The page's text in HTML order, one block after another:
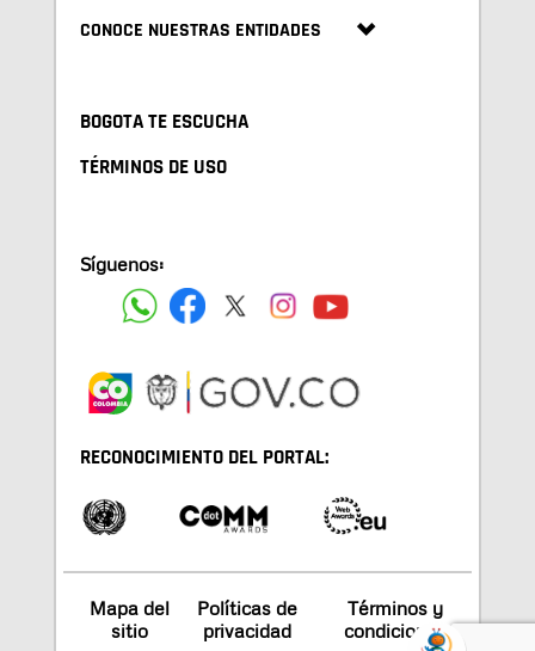
CONOCE NUESTRAS ENTIDADES
BOGOTA TE ESCUCHA
TÉRMINOS DE USO
Síguenos:
RECONOCIMIENTO DEL PORTAL:
Mapa del
sitio
Políticas de
privacidad
Términos y
condiciones